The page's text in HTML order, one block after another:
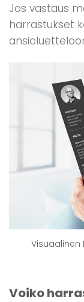
Jos vastaus
harrastukset
Voiko